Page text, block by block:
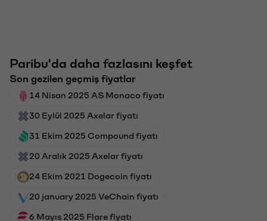
Paribu'da daha fazlasını keşfet
Son gezilen geçmiş fiyatlar
14 Nisan 2025 AS Monaco fiyatı
30 Eylül 2025 Axelar fiyatı
31 Ekim 2025 Compound fiyatı
20 Aralık 2025 Axelar fiyatı
24 Ekim 2021 Dogecoin fiyatı
20 january 2025 VeChain fiyatı
6 Mayıs 2025 Flare fiyatı